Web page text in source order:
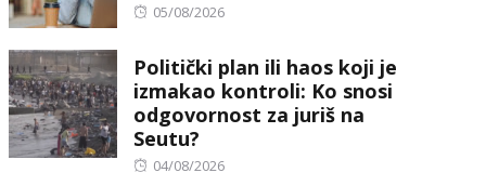
Posted
05/08/2026
Politički plan ili haos koji je
izmakao kontroli: Ko snosi
odgovornost za juriš na
Seutu?
Posted
04/08/2026